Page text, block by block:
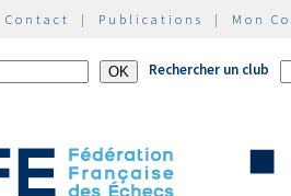
Contact | Publications | Mon
Rechercher un club